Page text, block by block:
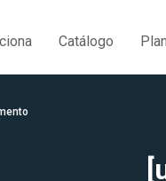
Catálogo